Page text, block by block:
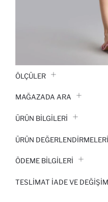
ÖLÇÜLER
MAĞAZADA ARA
ÜRÜN BILGILERI
ÜRÜN DEĞERLENDİRMELERİ
ÖDEME BİLGİLERİ
TESLIMAT İADE VE DEĞIŞIM